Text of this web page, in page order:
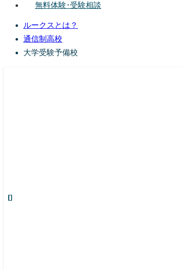
無料体験･受験相談
ルークスとは？
通信制高校
大学受験予備校